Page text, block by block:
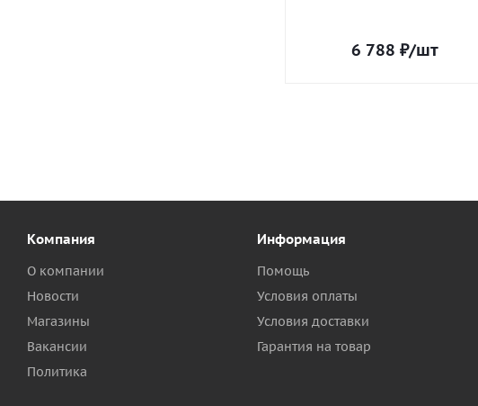
6 788 ₽/шт
Компания
О компании
Новости
Магазины
Вакансии
Политика
Информация
Помощь
Условия оплаты
Условия доставки
Гарантия на товар